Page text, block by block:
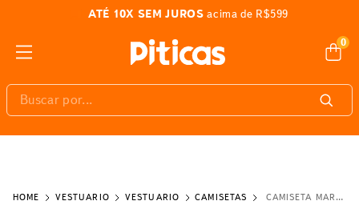
ATÉ 10X SEM JUROS acima de R$599
0
Buscar por...
VESTUÁRIO VESTUÁRIO CAMISETAS CAMISETA MARVEL HOMEM-ARANHA: UM NOVO DIA EMBLEMA ARANHA